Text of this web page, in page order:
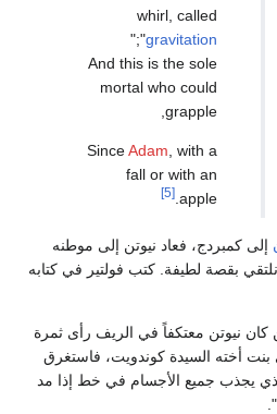
whirl, called
"gravitation
;"
And this is the sole
mortal who could
grapple,
SinceAdam , with a
fall or with an
apple.
[5]
إلى كمبردج، فعاد نيوتن إلى موطنه
بقصة لطيفة. كتب فولتير في كتابه
كان نيوتن معتكفاً في الريف رأى ثمرة
أخته السيدة كوندويت، فاستغرق
يجذب جميع الأجسام في خط إذا مد